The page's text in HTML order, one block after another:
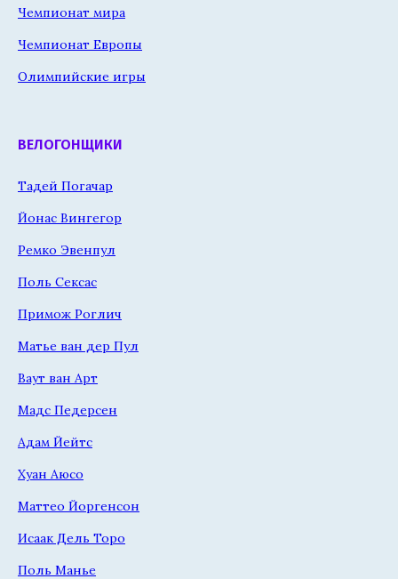
Чемпионат мира
Чемпионат Европы
Олимпийские игры
ВЕЛОГОНЩИКИ
Тадей Погачар
Йонас Вингегор
Ремко Эвенпул
Поль Сексас
Примож Роглич
Матье ван дер Пул
Ваут ван Арт
Мадс Педерсен
Адам Йейтс
Хуан Аюсо
Маттео Йоргенсон
Исаак Дель Торо
Поль Манье